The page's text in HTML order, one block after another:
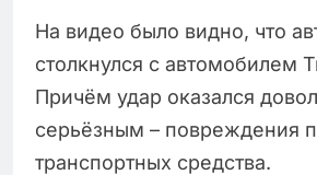
На видео было видно, что
столкнулся с автомобилем
Причём удар оказался
серьёзным – повреждения
транспортных средства.